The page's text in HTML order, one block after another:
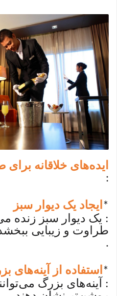
ایده‌های خلاقانه
:
* ایجاد یک دیوار سبز
: یک دیوار سبز زنده
طراوت و زیبایی
.
* استفاده از آینه‌های
: آینه‌های بزرگ